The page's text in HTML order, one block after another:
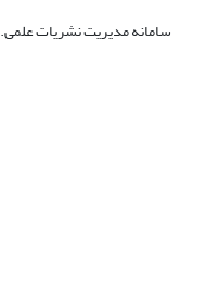
سامانه مدیریت نشریات علمی.